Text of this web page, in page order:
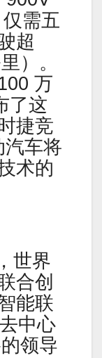
需五
超
）。
万
了这
捷竞
车将
术的
世界
合创
能联
中心
领导